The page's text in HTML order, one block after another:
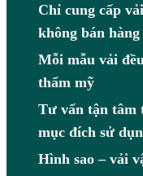
Chỉ cung cấp
không bán
Mỗi mẫu vải
thẩm mỹ
Tư vấn tận tâm
mục đích sử
Hình sao – vải